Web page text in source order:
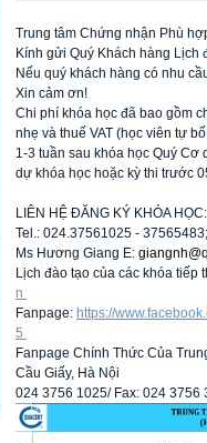
Trung tâm Chứng nhận Phù
Kính gửi Quý Khách hàng Lịch
Nếu quý khách hàng có nhu
Xin cảm ơn!
Chi phí khóa học đã bao gồm
nhẹ và thuế VAT (học viên tự
1-3 tuần sau khóa học Quý Cơ
dự khóa học hoặc kỳ thi trước
LIÊN HỆ ĐĂNG KÝ KHÓA HỌC:
Tel.: 024.37561025 -
Ms Hương Giang E:
Lịch đào tạo của các khóa tiếp
n
Fanpage: https://
5
Fanpage Chính Thức Của
Cầu Giấy, Hà Nội